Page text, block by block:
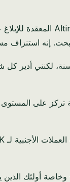
لكنني أدير كل
تركز على
- وخاصة أولئك